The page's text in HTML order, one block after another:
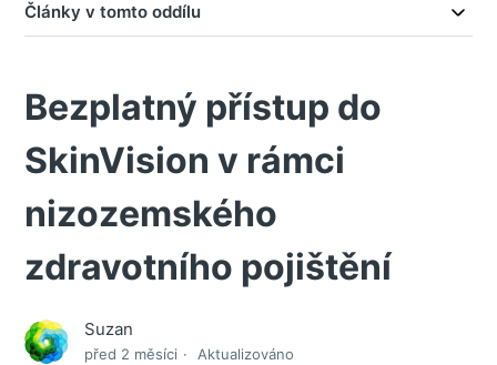
Články v tomto oddílu
Bezplatný přístup do
SkinVision v rámci
nizozemského
zdravotního pojištění
Suzan
před 2 měsíci Aktualizováno